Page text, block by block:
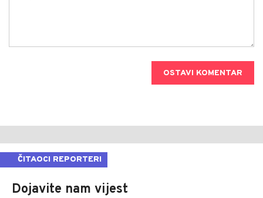
OSTAVI KOMENTAR
ČITAOCI REPORTERI
Dojavite nam vijest